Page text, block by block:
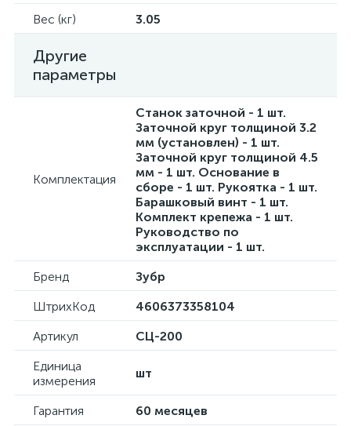
Вес (кг)
3.05
Другие
параметры
Комплектация
Станок заточной - 1 шт.
Заточной круг толщиной 3.2
мм (установлен) - 1 шт.
Заточной круг толщиной 4.5
мм - 1 шт. Основание в
сборе - 1 шт. Рукоятка - 1 шт.
Барашковый винт - 1 шт.
Комплект крепежа - 1 шт.
Руководство по
эксплуатации - 1 шт.
Бренд
Зубр
ШтрихКод
4606373358104
Артикул
СЦ-200
Единица
измерения
шт
Гарантия 60 месяцев